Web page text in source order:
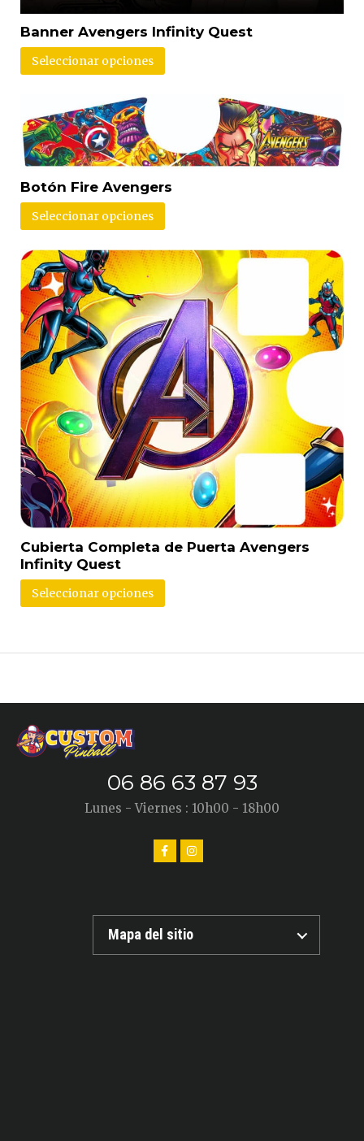
Banner Avengers Infinity Quest
Seleccionar opciones
Botón Fire Avengers
Seleccionar opciones
Cubierta Completa de Puerta Avengers
Infinity Quest
Seleccionar opciones
06 86 63 87 93
Lunes - Viernes : 10h00 - 18h00
Mapa del sitio